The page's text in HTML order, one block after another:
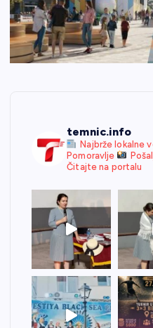
temnic.info
Najbrže lokalne
Pomoravlje
Čitajte na portalu